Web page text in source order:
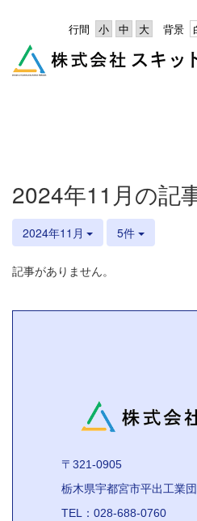
背景
行間
2024年11月の記
2024年11月 5件
記事がありません。
〒321-0905
栃木県宇都宮市平出工業
TEL：028-688-0760